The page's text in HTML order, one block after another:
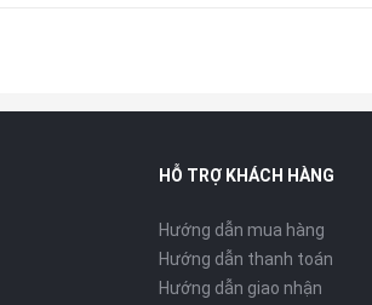
HỖ TRỢ KHÁCH HÀNG
Hướng dẫn mua hàng
Hướng dẫn thanh toán
Hướng dẫn giao nhận